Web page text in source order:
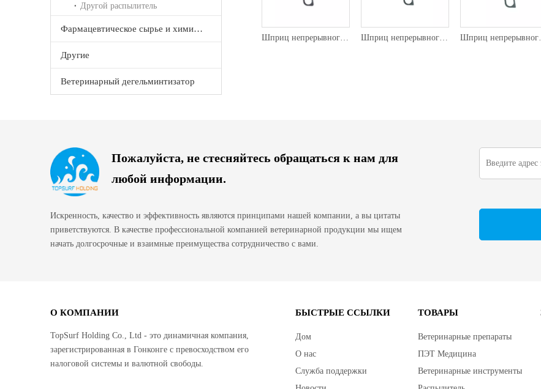
Другой распылитель
Фармацевтическое сырье и химические продукты
Другие
Ветеринарный дегельминтизатор
Пожалуйста, не стесняйтесь обращаться к нам для
любой информации.
Искренность, качество и эффективность являются принципами нашей компании, а вы цитаты
приветствуются. В качестве профессиональной компанией ветеринарной продукции мы ищем
начать долгосрочные и взаимные преимущества сотрудничество с вами.
О КОМПАНИИ
TopSurf Holding Co., Ltd - это динамичная компания,
зарегистрированная в Гонконге с превосходством его
налоговой системы и валютной свободы.
БЫСТРЫЕ ССЫЛКИ
Дом
О нас
Служба поддержки
ТОВАРЫ
Ветеринарные препараты
ПЭТ Медицина
Ветеринарные инструменты